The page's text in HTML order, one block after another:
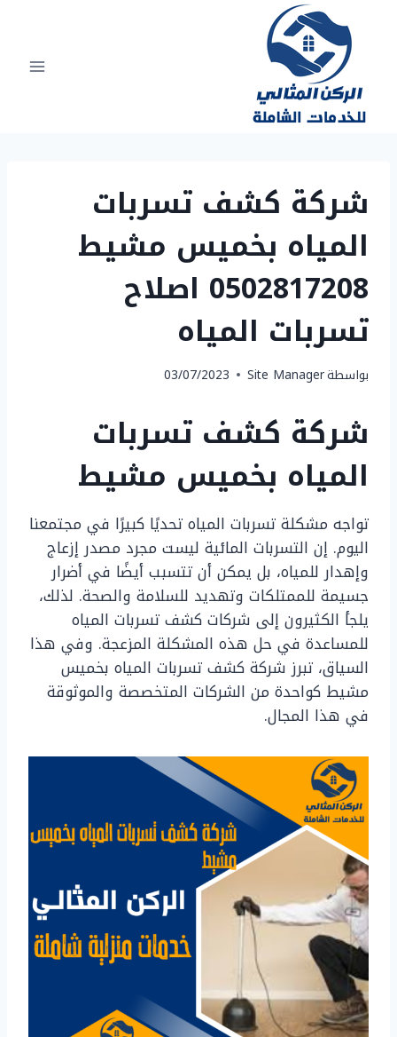
المحتوى
شركة كشف تسربات
المياه بخميس مشيط
0502817208 اصلاح
تسربات المياه
بواسطةSite Manager
03/07/2023
شركة كشف تسربات
المياه بخميس مشيط
تواجه مشكلة تسربات المياه تحديًا كبيرًا في مجتمعنا
اليوم. إن التسربات المائية ليست مجرد مصدر إزعاج
وإهدار للمياه، بل يمكن أن تتسبب أيضًا في أضرار
جسيمة للممتلكات وتهديد للسلامة والصحة. لذلك،
يلجأ الكثيرون إلى شركات كشف تسربات المياه
للمساعدة في حل هذه المشكلة المزعجة. وفي هذا
السياق، تبرز شركة كشف تسربات المياه بخميس
مشيط كواحدة من الشركات المتخصصة والموثوقة
في هذا المجال.